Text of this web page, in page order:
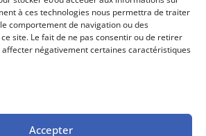
à ces technologies nous permettra de traiter
comportement de navigation ou des
site. Le fait de ne pas consentir ou de retirer
négativement certaines caractéristiques
Accepter
1952
Propos Utiles est
une publication